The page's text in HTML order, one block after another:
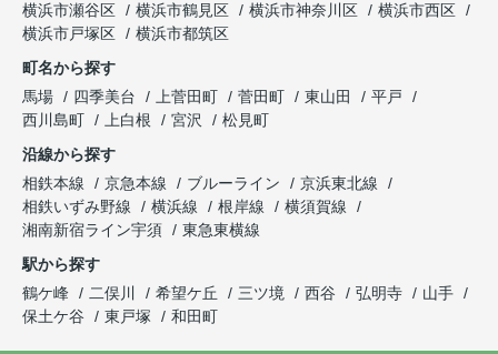
横浜市瀬谷区
横浜市鶴見区 横浜市神奈川区
横浜市西区
横浜市戸塚区
横浜市都筑区
町名から探す
馬場
四季美台 上菅田町 菅田町 東山田
平戸
西川島町
上白根 宮沢
松見町
沿線から探す
相鉄本線
京急本線 ブルーライン
京浜東北線
相鉄いずみ野線
横浜線 根岸線
横須賀線
湘南新宿ライン宇須
東急東横線
駅から探す
鶴ケ峰
二俣川 希望ケ丘 三ツ境 西谷 弘明寺
山手
保土ケ谷
東戸塚 和田町